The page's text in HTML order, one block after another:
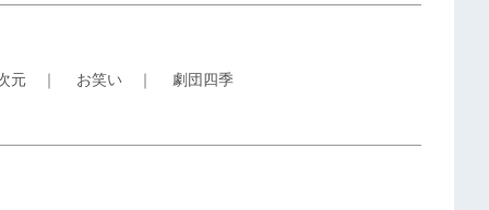
元 ｜ お笑い ｜ 劇団四季